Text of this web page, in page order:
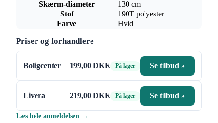
Skærm-diameter
130 cm
Stof
190T polyester
Farve
Hvid
Priser og forhandlere
Boligcenter 199,00 DKK På lager Se tilbud »
Livera 219,00 DKK På lager Se tilbud »
Læs hele anmeldelsen →